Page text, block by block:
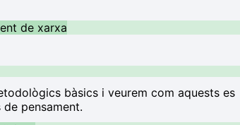
de xarxa
bàsics i veurem com aquests es
pensament.